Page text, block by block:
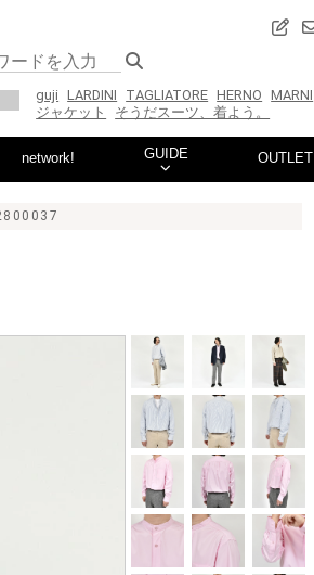
guji LARDINI TAGLIATORE HERNO MARNI
ジャケット
そうだスーツ、着よう。
network! GUIDE OUTLET